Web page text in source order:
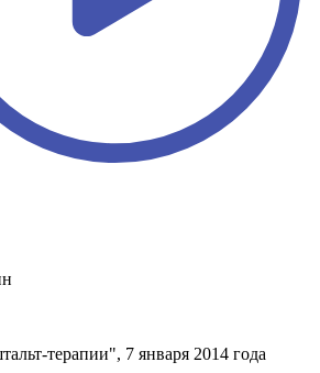
терапии", 7 января 2014 года